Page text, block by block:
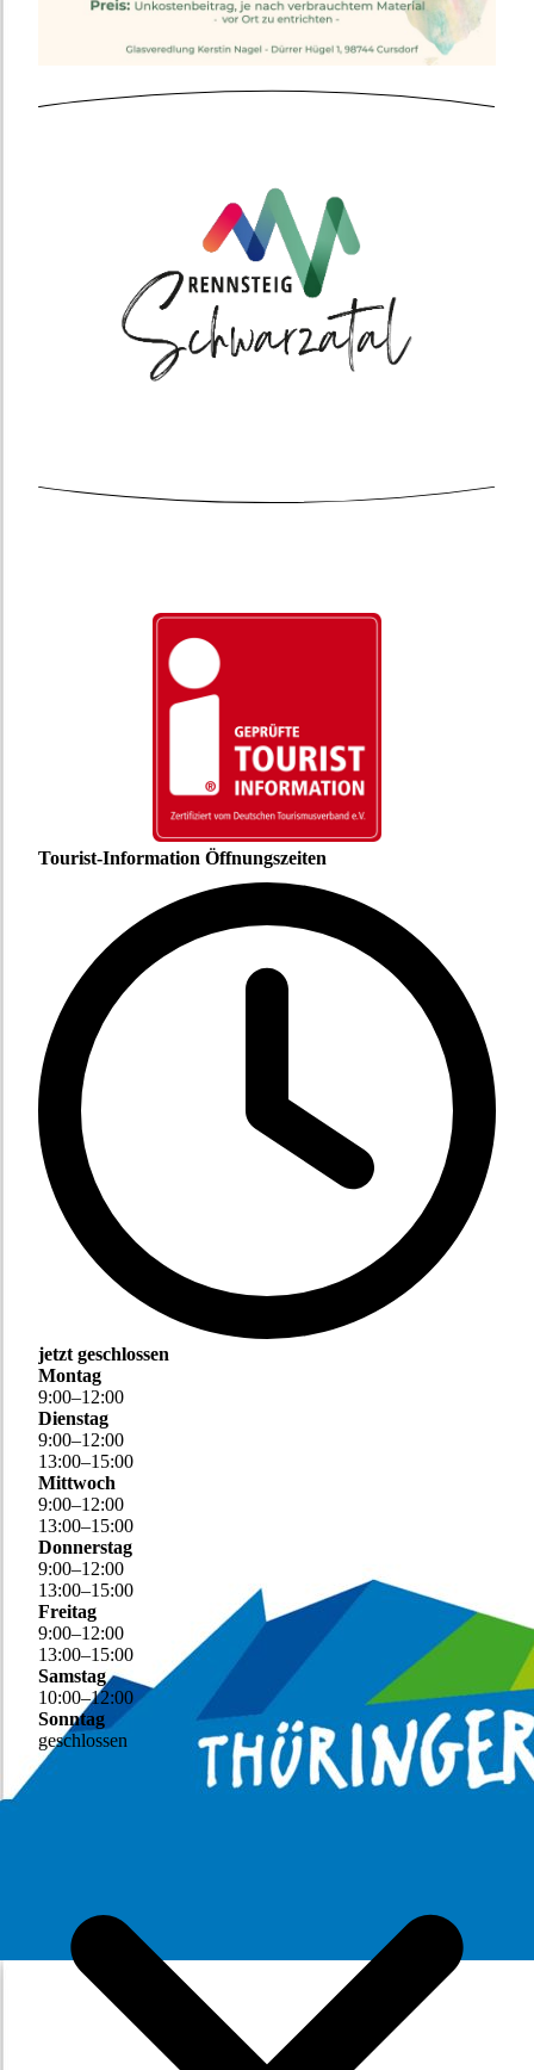
Tourist-Information Öffnungszeiten
jetzt geschlossen
Montag
9:00–12:00
Dienstag
9:00–12:00
13:00–15:00
Mittwoch
9:00–12:00
13:00–15:00
Donnerstag
9:00–12:00
13:00–15:00
Freitag
9:00–12:00
13:00–15:00
Samstag
10:00–12:00
Sonntag
geschlossen